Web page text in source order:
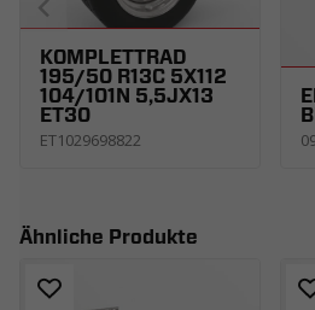
KOMPLETTRAD
195/50 R13C 5X112
104/101N 5,5JX13
ET30
ET1029698822
Ähnliche Produkte